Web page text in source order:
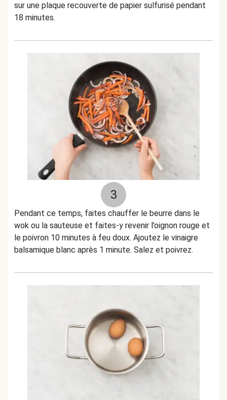
sur une plaque recouverte de papier sulfurisé pendant
18 minutes.
3
Pendant ce temps, faites chauffer le beurre dans le
wok ou la sauteuse et faites-y revenir l’oignon rouge et
le poivron 10 minutes à feu doux. Ajoutez le vinaigre
balsamique blanc après 1 minute. Salez et poivrez.